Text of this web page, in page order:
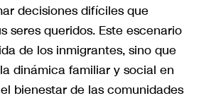
decisiones difíciles que
seres queridos. Este escenario
de los inmigrantes, sino que
dinámica familiar y social en
bienestar de las comunidades